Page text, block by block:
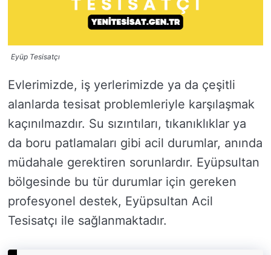
Eyüp Tesisatçı
Evlerimizde, iş yerlerimizde ya da çeşitli
alanlarda tesisat problemleriyle karşılaşmak
kaçınılmazdır. Su sızıntıları, tıkanıklıklar ya
da boru patlamaları gibi acil durumlar, anında
müdahale gerektiren sorunlardır. Eyüpsultan
bölgesinde bu tür durumlar için gereken
profesyonel destek, Eyüpsultan Acil
Tesisatçı ile sağlanmaktadır.